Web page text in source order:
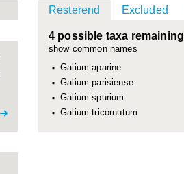
Resterend Excluded
4 possible taxa remaining
show common names
Galium aparine
Galium parisiense
Galium spurium
Galium tricornutum